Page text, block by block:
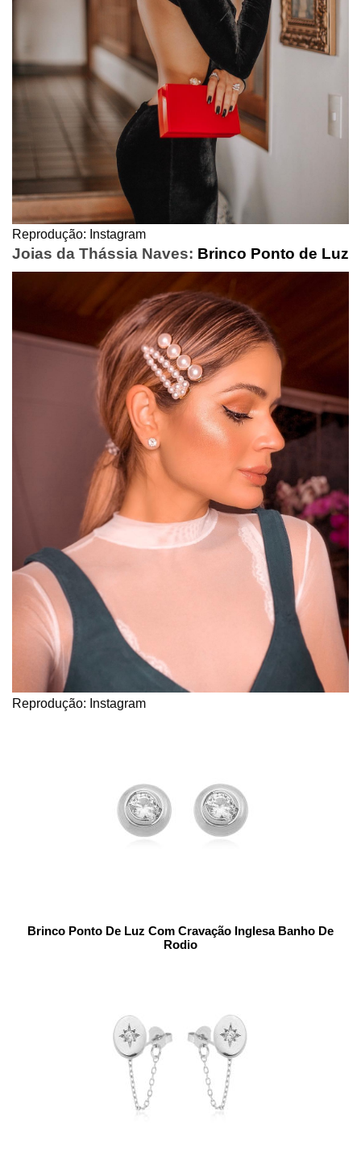
Reprodução: Instagram
Joias da Thássia Naves: Brinco Ponto de Luz
Reprodução: Instagram
Brinco Ponto De Luz Com Cravação Inglesa Banho De
Rodio